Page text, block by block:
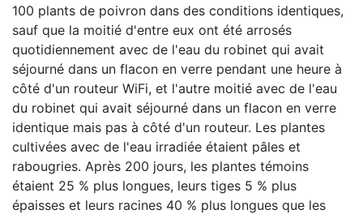
100 plants de poivron dans des conditions identiques,
sauf que la moitié d'entre eux ont été arrosés
quotidiennement avec de l'eau du robinet qui avait
séjourné dans un flacon en verre pendant une heure à
côté d'un routeur WiFi, et l'autre moitié avec de l'eau
du robinet qui avait séjourné dans un flacon en verre
identique mais pas à côté d'un routeur. Les plantes
cultivées avec de l'eau irradiée étaient pâles et
rabougries. Après 200 jours, les plantes témoins
étaient 25 % plus longues, leurs tiges 5 % plus
épaisses et leurs racines 40 % plus longues que les